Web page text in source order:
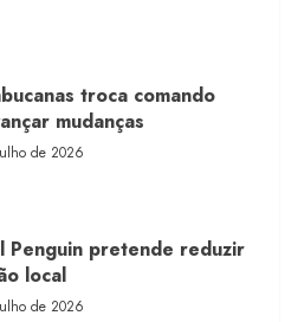
troca comando
mudanças
de 2026
Penguin pretende reduzir
local
de 2026